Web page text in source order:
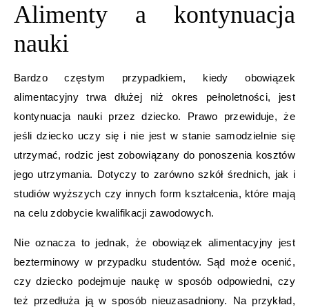
Alimenty a kontynuacja
nauki
Bardzo częstym przypadkiem, kiedy obowiązek
alimentacyjny trwa dłużej niż okres pełnoletności, jest
kontynuacja nauki przez dziecko. Prawo przewiduje, że
jeśli dziecko uczy się i nie jest w stanie samodzielnie się
utrzymać, rodzic jest zobowiązany do ponoszenia kosztów
jego utrzymania. Dotyczy to zarówno szkół średnich, jak i
studiów wyższych czy innych form kształcenia, które mają
na celu zdobycie kwalifikacji zawodowych.
Nie oznacza to jednak, że obowiązek alimentacyjny jest
bezterminowy w przypadku studentów. Sąd może ocenić,
czy dziecko podejmuje naukę w sposób odpowiedni, czy
też przedłuża ją w sposób nieuzasadniony. Na przykład,